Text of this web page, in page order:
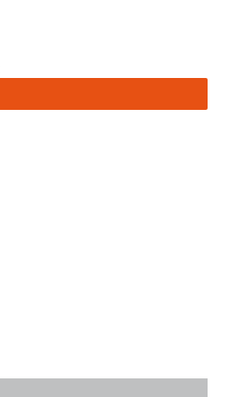
La gaze de coton